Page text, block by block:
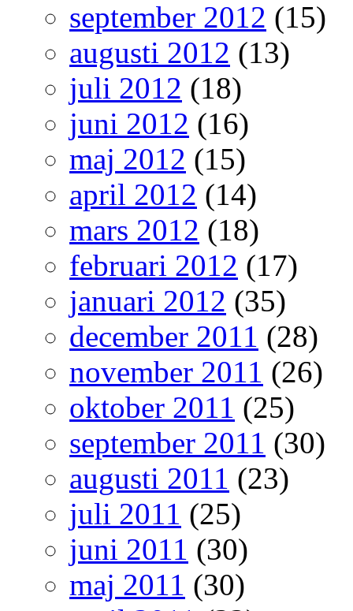
september 2012 (15)
augusti 2012 (13)
juli 2012 (18)
juni 2012 (16)
maj 2012 (15)
april 2012 (14)
mars 2012 (18)
februari 2012 (17)
januari 2012 (35)
december 2011 (28)
november 2011 (26)
oktober 2011 (25)
september 2011 (30)
augusti 2011 (23)
juli 2011 (25)
juni 2011 (30)
maj 2011 (30)